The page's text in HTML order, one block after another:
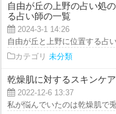
自由が丘の上野の占い処
る占い師の一覧
2024-3-1 14:26
自由が丘と上野に位置する占
カテゴリ 未分類
乾燥肌に対するスキンケア
2022-12-6 13:37
私が悩んでいたのは乾燥肌で